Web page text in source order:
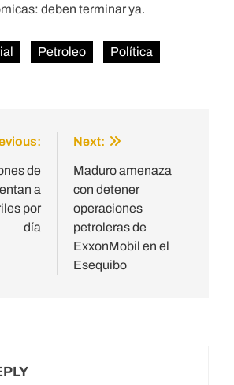
deben terminar ya.
Petroleo Política
de
a
por
día
Next:
Maduro amenaza
con detener
operaciones
petroleras de
ExxonMobil en el
Esequibo